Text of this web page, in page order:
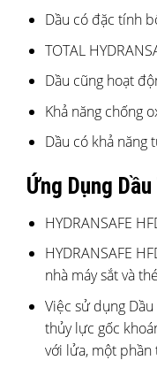
Dầu có đặc tính
TOTAL
Dầu cũng hoạt
Khả năng chống
Dầu có khả năng
Ứng Dụng
HYDRANSAFE
HYDRANSAFE
nhà máy sắt và
Việc sử dụng
thủy lực gốc
với lửa, một phần